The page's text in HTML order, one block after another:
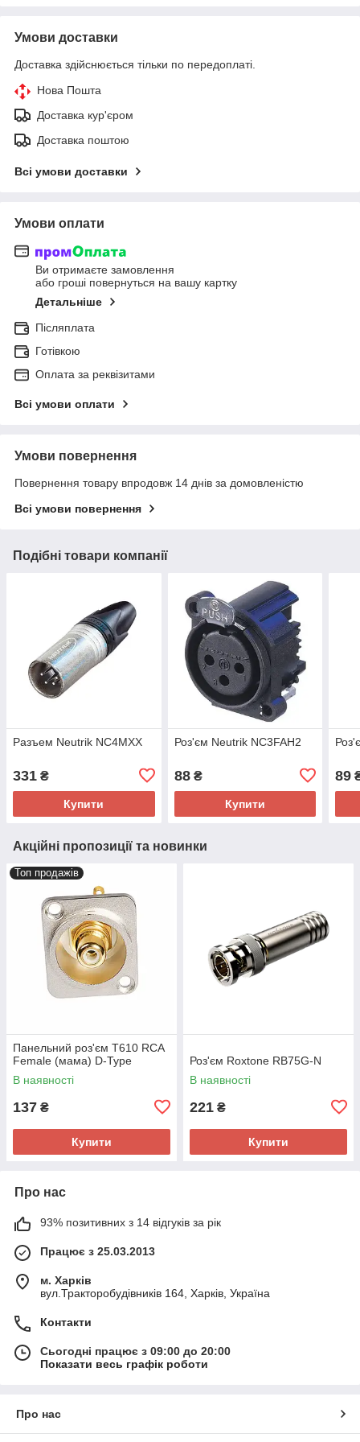
Умови доставки
Доставка здійснюється тільки по передоплаті.
Нова Пошта
Доставка кур'єром
Доставка поштою
Всі умови доставки
Умови оплати
Ви отримаєте замовлення
або гроші повернуться на вашу картку
Детальніше
Післяплата
Готівкою
Оплата за реквізитами
Всі умови оплати
Умови повернення
Повернення товару впродовж 14 днів за домовленістю
Всі умови повернення
Подібні товари компанії
Разъем Neutrik NC4MXX
331 ₴
Купити
Роз'єм Neutrik NC3FAH2
88₴
Купити
89
Акційні пропозиції та новинки
Топ продажів
Панельний роз'єм T610 RCA
Female (мама) D-Type
В наявності
137 ₴
Купити
Роз'єм Roxtone RB75G-N
В наявності
221 ₴
Купити
Про нас
93% позитивних з 14 відгуків за рік
Працює з 25.03.2013
м. Харків
вул.Тракторобудівників 164, Харків, Україна
Контакти
Сьогодні працює з 09:00 до 20:00
Показати весь графік роботи
Про нас